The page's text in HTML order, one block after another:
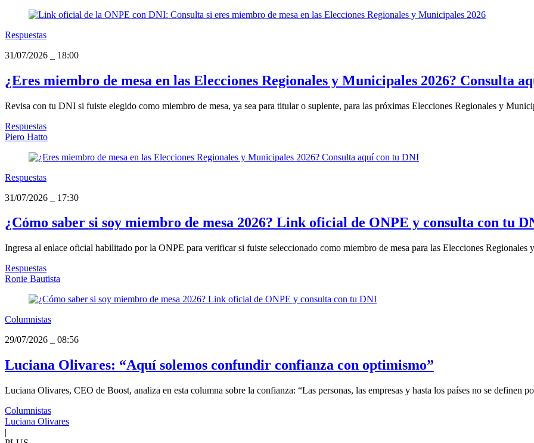
Respuestas
31/07/2026
18:00
¿Eres miembro de mesa en las Elecciones Regionales y Municipales 2026? Consulta
Revisa con tu DNI si fuiste elegido como miembro de mesa, ya sea para titular o suplente, para las próximas Elecciones Regionales y
Respuestas
Piero Hatto
Respuestas
31/07/2026
17:30
¿Cómo saber si soy miembro de mesa 2026? Link oficial de ONPE y consulta con tu
Ingresa al enlace oficial habilitado por la ONPE para verificar si fuiste seleccionado como miembro de mesa para las Elecciones Regionales
Respuestas
Ronie Bautista
Columnistas
29/07/2026
08:56
Luciana Olivares: “Aquí solemos confundir confianza con optimismo”
Luciana Olivares, CEO de Boost, analiza en esta columna sobre la confianza: “Las personas, las empresas y hasta los países no se definen
Columnistas
Luciana Olivares
|